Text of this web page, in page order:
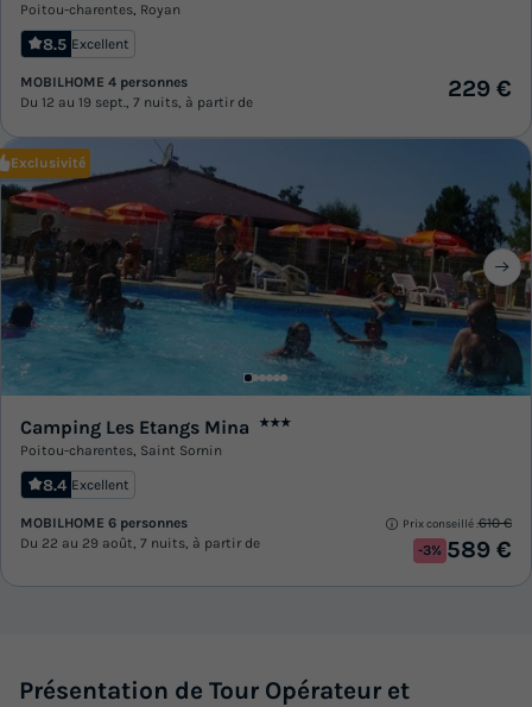
Poitou-charentes, Royan
8.5 Excellent
MOBILHOME 4 personnes
Du 12 au 19 sept., 7 nuits, à partir de
229 €
Exclusivité
Camping Les Etangs Mina ★★★
Poitou-charentes, Saint Sornin
8.4 Excellent
MOBILHOME 6 personnes
Du 22 au 29 août, 7 nuits, à partir de
Prix conseillé :610 €
-3% 589 €
Présentation de Tour Opérateur et